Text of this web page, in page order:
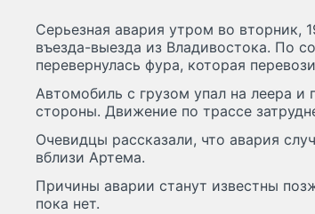
Серьезная авария утром во вторник,
въезда-выезда из Владивостока. По
перевернулась фура, которая
Автомобиль с грузом упал на леера и
стороны. Движение по трассе
Очевидцы рассказали, что авария
вблизи Артема.
Причины аварии станут известны
пока нет.